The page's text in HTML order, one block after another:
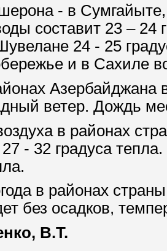
- в
составит 23 – 24
24 - 25
и в Сахиле
Азербайджана
ветер. Дождь
в районах
- 32 градуса
в районах
без осадков,
В.Т.